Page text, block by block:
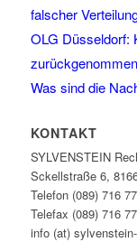
falscher
OLG Düsseldorf:
Was sind die
KONTAKT
SYLVENSTEIN
Sckellstraße 6,
Telefon (089) 716
Telefax (089) 716
info (at)